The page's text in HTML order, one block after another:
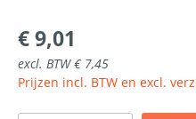
€ 9,01
excl. BTW € 7,45
Prijzen incl. BTW en excl.